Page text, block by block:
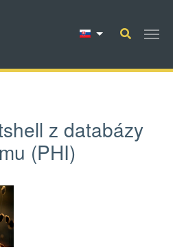
z databázy
(PHI)